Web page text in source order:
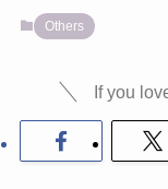
Others
If you